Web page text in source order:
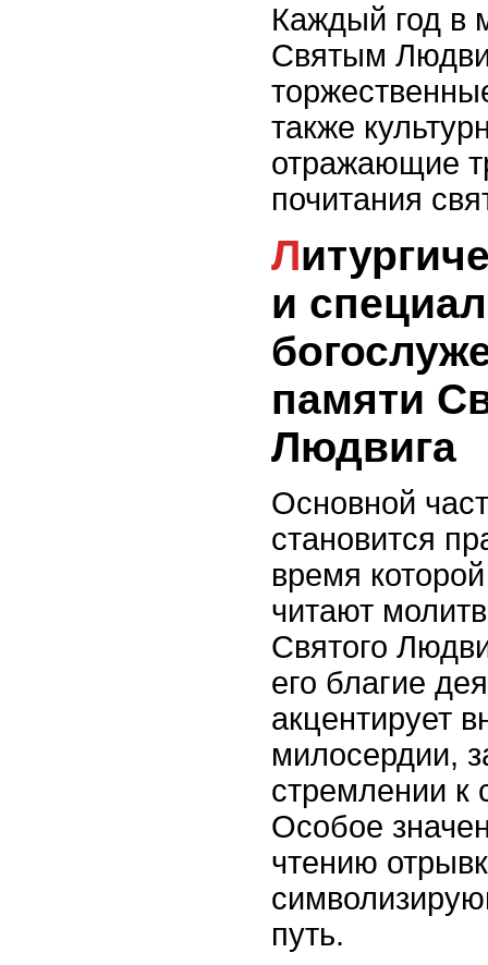
Каждый год в
Святым
также
отражающие
почитания
Литургические практики
и
памяти
Людвига
Основной
становится
время
читают
Святого
его благие
акцентирует
милосердии,
стремлении к
Особое
чтению
путь.